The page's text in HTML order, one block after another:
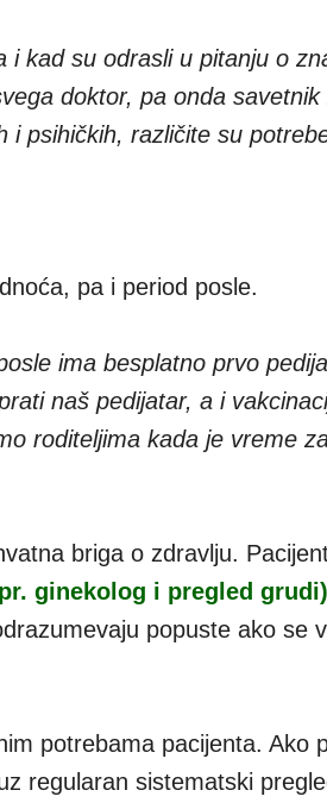
kad su odrasli u pitanju o
doktor, pa onda savetnik
i psihičkih, različite su
pa i period posle.
ima besplatno prvo
naš pedijatar, a i
roditeljima kada je vreme
briga o zdravlju.
ginekolog i pregled
popuste ako se
potrebama pacijenta. Ako
regularan sistematski